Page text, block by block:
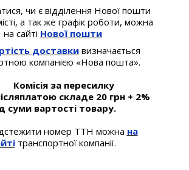
чи є відділення Нової пошти
а так же графік роботи, можна
на сайті Нової пошти
доставки визначається
компанією «Нова пошта».
за пересилку
складе 20 грн + 2%
суми вартості товару.
номер ТТН можна на
транспортної компанії.